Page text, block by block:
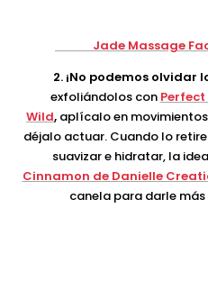
Jade Massage
2. ¡No podemos olvidar
exfoliándolos con Perfect
Wild, aplícalo en
déjalo actuar. Cuando lo
suavizar e hidratar, la
Cinnamon de Danielle
canela para darle